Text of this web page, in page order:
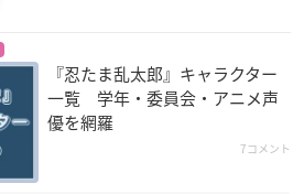
『忍たま乱太郎』キャラクター
一覧 学年・委員会・アニメ声
優を網羅
7コメント